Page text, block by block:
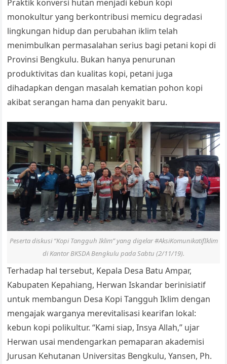
at
s
A
p
p
c
e
b
o
o
k
p
y
Li
n
k
o
gl
e
Tr
a
n
sl
at
e
ar
e
Praktik konversi hutan menjadi kebun kopi
monokultur yang berkontribusi memicu degradasi
lingkungan hidup dan perubahan iklim telah
menimbulkan permasalahan serius bagi petani kopi di
Provinsi Bengkulu. Bukan hanya penurunan
produktivitas dan kualitas kopi, petani juga
dihadapkan dengan masalah kematian pohon kopi
akibat serangan hama dan penyakit baru.
Peserta diskusi “Kopi Tangguh Iklim” yang digelar #AksiKomunikatifIklim
di Kantor BKSDA Bengkulu pada Sabtu (2/11/19).
Terhadap hal tersebut, Kepala Desa Batu Ampar,
Kabupaten Kepahiang, Herwan Iskandar berinisiatif
untuk membangun Desa Kopi Tangguh Iklim dengan
mengajak warganya merevitalisasi kearifan lokal:
kebun kopi polikultur. “Kami siap, Insya Allah,” ujar
Herwan usai mendengarkan pemaparan akademisi
Jurusan Kehutanan Universitas Bengkulu, Yansen, Ph.